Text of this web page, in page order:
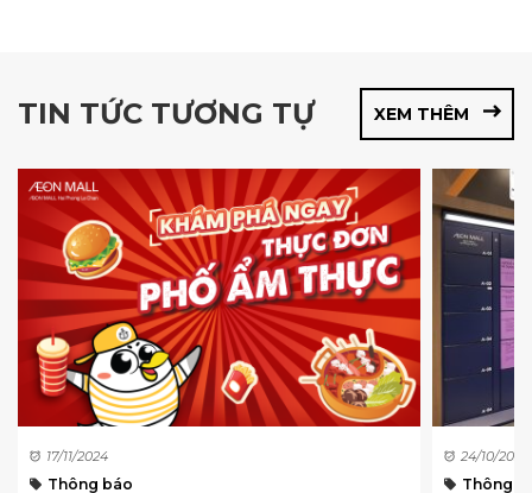
TIN TỨC TƯƠNG TỰ XEM THÊM
17/11/2024
Thông báo
24/10/2021
Thông